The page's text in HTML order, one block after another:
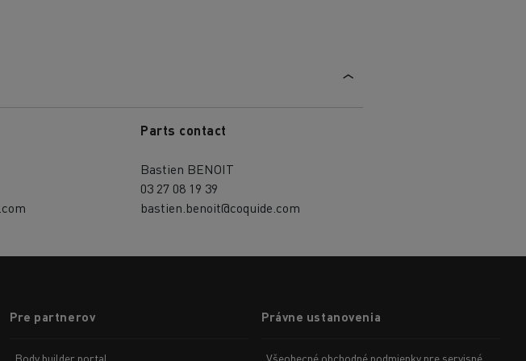
Parts contact
Bastien BENOIT
03 27 08 19 39
bastien.benoit@coquide.com
Pre partnerov
Body builder portal
Právne ustanovenia
Všeobecné obchodné podmienky pre servisné